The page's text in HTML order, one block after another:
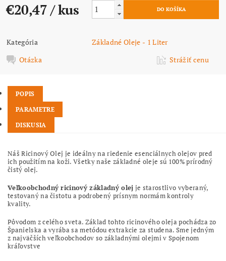
€20,47 / kus
Kategória
Základné Oleje - 1 Liter
Otázka
Strážiť cenu
POPIS
PARAMETRE
DISKUSIA
Náš Ricinový Olej je ideálny na riedenie esenciálnych olejov pred
ich použitím na koži. Všetky naše základné oleje sú 100% prírodný
čistý olej.
Veľkoobchodný ricinový základný olej je starostlivo vyberaný,
testovaný na čistotu a podrobený prísnym normám kontroly
kvality.
Pôvodom z celého sveta. Základ tohto ricinového oleja pochádza zo
Španielska a vyrába sa metódou extrakcie za studena. Sme jedným
z najväčších veľkoobchodov so základnými olejmi v Spojenom
kráľovstve